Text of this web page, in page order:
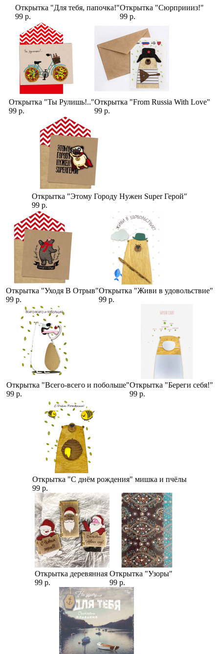
Открытка "Для тебя, папочка!"
99 р.
Открытка "Сюрприииз!"
99 р.
Открытка "Ты Рулишь!.."
99 р.
Открытка "From Russia With Love"
99 р.
Открытка "Этому Городу Нужен Super Герой"
99 р.
Открытка "Уходя В Отрыв"
99 р.
Открытка "Живи в удовольствие"
99 р.
Открытка "Всего-всего и побольше"
99 р.
Открытка "Береги себя!"
99 р.
Открытка "С днём рождения" мишка и пчёлы
99 р.
Открытка деревянная
99 р.
Открытка "Узоры"
99 р.